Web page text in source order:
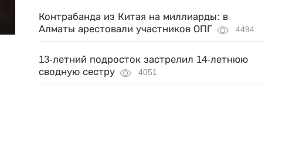
Контрабанда из Китая на миллиарды: в
Алматы арестовали участников ОПГ
4494
13-летний подросток застрелил 14-летнюю
сводную сестру
4051